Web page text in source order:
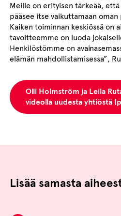
Meille on erityisen tärkeää,
pääsee itse vaikuttamaan oman
Kaiken toiminnan keskiössä on
tavoitteemme on luoda
Henkilöstömme on
elämän mahdollistamisessa”,
Olli Holmström ja Leila
videolla uudesta yhtiöstä
Lisää samasta